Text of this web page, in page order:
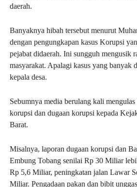
daerah.
Banyaknya hibah tersebut menurut
dengan pengungkapan kasus Korupsi
pejabat didaerah. Ini sungguh mengusik
masyarakat. Apalagi kasus yang banyak
kepala desa.
Sebumnya media berulang kali
korupsi dan dugaan korupsi kepada
Barat.
Misalnya, laporan dugaan korupsi dan
Embung Tobang senilai Rp 30 Miliar
Rp 5,6 Miliar, peningkatan jalan Lawar
Miliar. Pengadaan pakan dan bibit